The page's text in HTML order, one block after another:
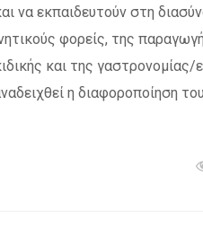
να εκπαιδευτούν στη
φορείς, της
και της
η διαφοροποίηση